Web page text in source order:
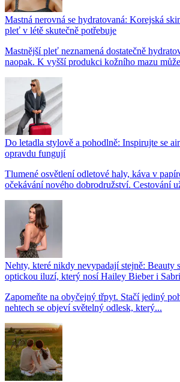
Mastná nerovná se hydratovaná: Korejská
pleť v létě skutečně potřebuje
Mastnější pleť neznamená dostatečně
naopak. K vyšší produkci kožního mazu
Do letadla stylově a pohodlně: Inspirujte se
opravdu fungují
Tlumené osvětlení odletové haly, káva v
očekávání nového dobrodružství. Cestování
Nehty, které nikdy nevypadají stejně: Beauty
optickou iluzí, který nosí Hailey Bieber i
Zapomeňte na obyčejný třpyt. Stačí jediný
nehtech se objeví světelný odlesk, který...